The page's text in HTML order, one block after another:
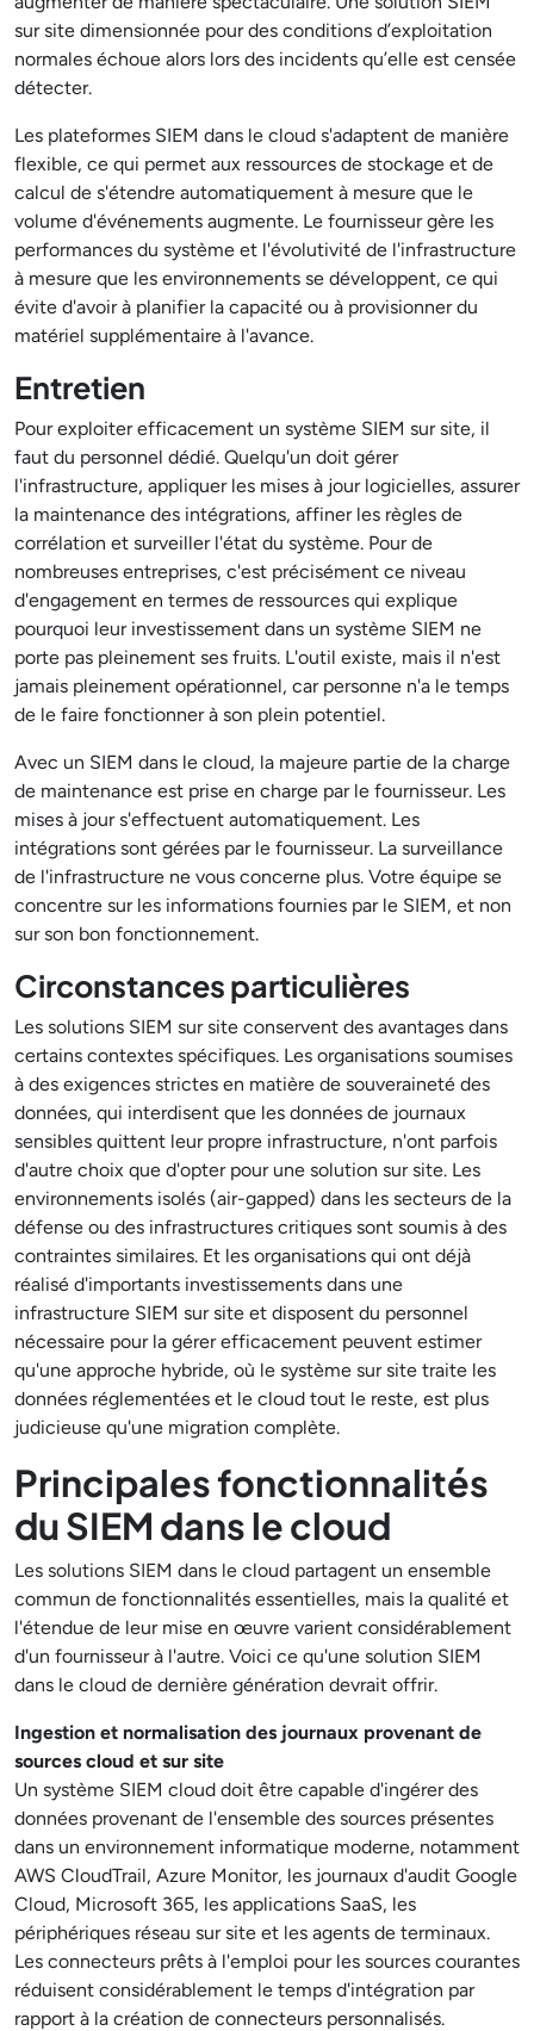
sur site dimensionnée pour des conditions d’exploitation
normales échoue alors lors des incidents qu’elle est censée
détecter.
Les plateformes SIEM dans le cloud s'adaptent de manière
flexible, ce qui permet aux ressources de stockage et de
calcul de s'étendre automatiquement à mesure que le
volume d'événements augmente. Le fournisseur gère les
performances du système et l'évolutivité de l'infrastructure
à mesure que les environnements se développent, ce qui
évite d'avoir à planifier la capacité ou à provisionner du
matériel supplémentaire à l'avance.
Entretien
Pour exploiter efficacement un système SIEM sur site, il
faut du personnel dédié. Quelqu'un doit gérer
l'infrastructure, appliquer les mises à jour logicielles, assurer
la maintenance des intégrations, affiner les règles de
corrélation et surveiller l'état du système. Pour de
nombreuses entreprises, c'est précisément ce niveau
d'engagement en termes de ressources qui explique
pourquoi leur investissement dans un système SIEM ne
porte pas pleinement ses fruits. L'outil existe, mais il n'est
jamais pleinement opérationnel, car personne n'a le temps
de le faire fonctionner à son plein potentiel.
Avec un SIEM dans le cloud, la majeure partie de la charge
de maintenance est prise en charge par le fournisseur. Les
mises à jour s'effectuent automatiquement. Les
intégrations sont gérées par le fournisseur. La surveillance
de l'infrastructure ne vous concerne plus. Votre équipe se
concentre sur les informations fournies par le SIEM, et non
sur son bon fonctionnement.
Circonstances particulières
Les solutions SIEM sur site conservent des avantages dans
certains contextes spécifiques. Les organisations soumises
à des exigences strictes en matière de souveraineté des
données, qui interdisent que les données de journaux
sensibles quittent leur propre infrastructure, n'ont parfois
d'autre choix que d'opter pour une solution sur site. Les
environnements isolés (air-gapped) dans les secteurs de la
défense ou des infrastructures critiques sont soumis à des
contraintes similaires. Et les organisations qui ont déjà
réalisé d'importants investissements dans une
infrastructure SIEM sur site et disposent du personnel
nécessaire pour la gérer efficacement peuvent estimer
qu'une approche hybride, où le système sur site traite les
données réglementées et le cloud tout le reste, est plus
judicieuse qu'une migration complète.
Principales fonctionnalités
du SIEM dans le cloud
Les solutions SIEM dans le cloud partagent un ensemble
commun de fonctionnalités essentielles, mais la qualité et
l'étendue de leur mise en œuvre varient considérablement
d'un fournisseur à l'autre. Voici ce qu'une solution SIEM
dans le cloud de dernière génération devrait offrir.
Ingestion et normalisation des journaux provenant de
sources cloud et sur site
Un système SIEM cloud doit être capable d'ingérer des
données provenant de l'ensemble des sources présentes
dans un environnement informatique moderne, notamment
AWS CloudTrail, Azure Monitor, les journaux d'audit Google
Cloud, Microsoft 365, les applications SaaS, les
périphériques réseau sur site et les agents de terminaux.
Les connecteurs prêts à l'emploi pour les sources courantes
réduisent considérablement le temps d'intégration par
rapport à la création de connecteurs personnalisés.